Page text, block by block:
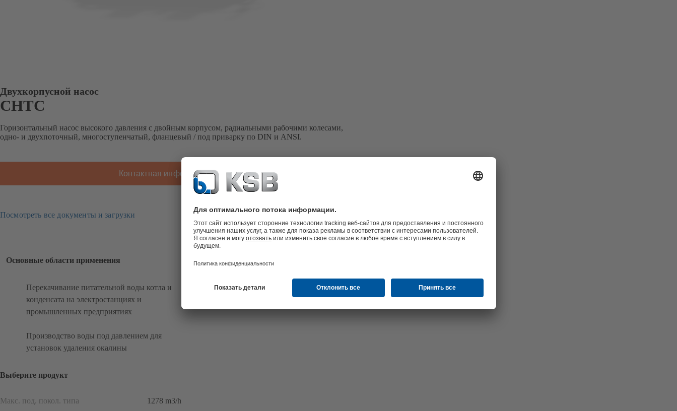
Двухкорпусной насос
CHTC
Горизонтальный насос высокого давления с двойным корпусом, радиальными рабочими колесами,
одно- и двухпоточный, многоступенчатый, фланцевый / под приварку по DIN и ANSI.
Контактная информация KSB
Посмотреть все документы и загрузки
Основные области применения
Перекачивание питательной воды котла и
конденсата на электростанциях и
промышленных предприятиях
Производство воды под давлением для
установок удаления окалины
Выберите продукт
Макс. под. покол. типа 1278 m3/h